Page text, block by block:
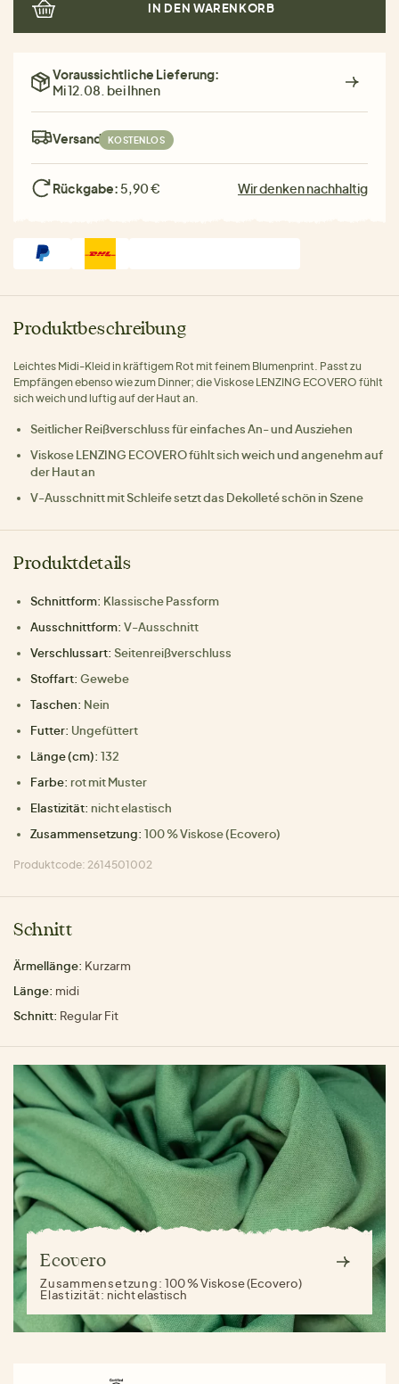
IN DEN WARENKORB
Voraussichtliche Lieferung:
Mi 12.08. bei Ihnen
Versand: KOSTENLOS
Rückgabe: 5,90 € Wir denken nachhaltig
Produktbeschreibung
Leichtes Midi-Kleid in kräftigem Rot mit feinem Blumenprint. Passt zu
Empfängen ebenso wie zum Dinner; die Viskose LENZING ECOVERO fühlt
sich weich und luftig auf der Haut an.
Seitlicher Reißverschluss für einfaches An- und Ausziehen
Viskose LENZING ECOVERO fühlt sich weich und angenehm auf
der Haut an
V-Ausschnitt mit Schleife setzt das Dekolleté schön in Szene
Produktdetails
Schnittform: Klassische Passform
Ausschnittform: V-Ausschnitt
Verschlussart: Seitenreißverschluss
Stoffart: Gewebe
Taschen: Nein
Futter: Ungefüttert
Länge (cm): 132
Farbe: rot mit Muster
Elastizität: nicht elastisch
Zusammensetzung: 100 % Viskose (Ecovero)
Produktcode: 2614501002
Schnitt
Ärmellänge: Kurzarm
Länge: midi
Schnitt: Regular Fit
Ecovero
Zusammensetzung:100 % Viskose (Ecovero)
Elastizität: nicht elastisch